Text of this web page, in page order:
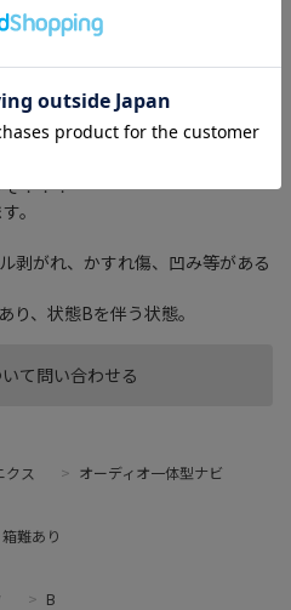
て問い合わせる
)
ー/VICS/VICS WIDE/スマートIC考
ズフリー機能
たったら捨ててしまう方！
・未使用品】でお買得です！
！！！
。
剥がれ、かすれ傷、凹み等がある
り、状態Bを伴う状態。
クス > オーディオ一体型ナビ
箱難あり
> B